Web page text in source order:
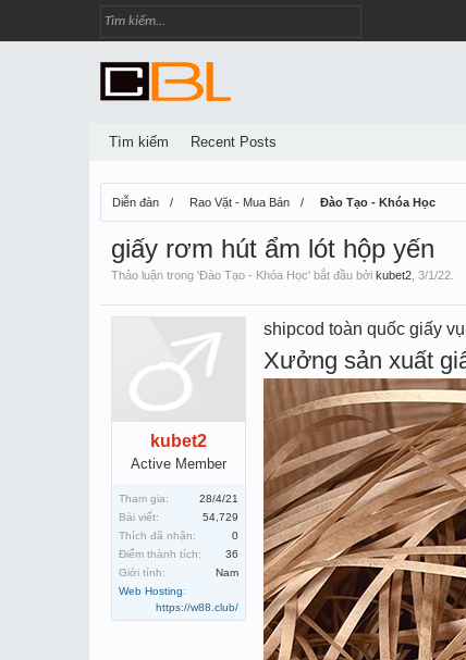
Diễn đàn Rao Vặt - Mua Bán Đào Tạo - Khóa Học
giấy rơm hút ẩm lót hộp yến
Thảo luận trong 'Đào Tạo - Khóa Học' bắt đầu bởi kubet2 3/1/22
kubet2
Active Member
Tham gia:
28/4/21
Bài viết:
54,729
Thích đã nhận:
0
Điểm thành tích:
36
Giới tính:
Nam
Web Hosting:
https://w88.club/
shipcod toàn quốc giấy
Xưởng sản xuất
Tìm kiếm Recent Posts